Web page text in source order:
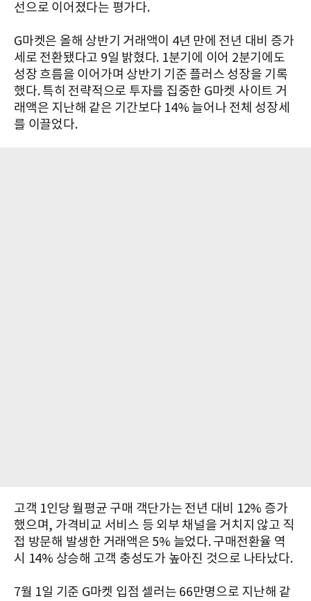
선으로 이어졌다는 평가다.
G마켓은 올해 상반기 거래액이 4년 만에 전년 대비 증가
세로 전환됐다고 9일 밝혔다. 1분기에 이어 2분기에도
성장 흐름을 이어가며 상반기 기준 플러스 성장을 기록
했다. 특히 전략적으로 투자를 집중한 G마켓 사이트 거
래액은 지난해 같은 기간보다 14% 늘어나 전체 성장세
를 이끌었다.
고객 1인당 월평균 구매 객단가는 전년 대비 12% 증가
했으며, 가격비교 서비스 등 외부 채널을 거치지 않고 직
접 방문해 발생한 거래액은 5% 늘었다. 구매전환율 역
시 14% 상승해 고객 충성도가 높아진 것으로 나타났다.
7월 1일 기준 G마켓 입점 셀러는 66만명으로 지난해 같